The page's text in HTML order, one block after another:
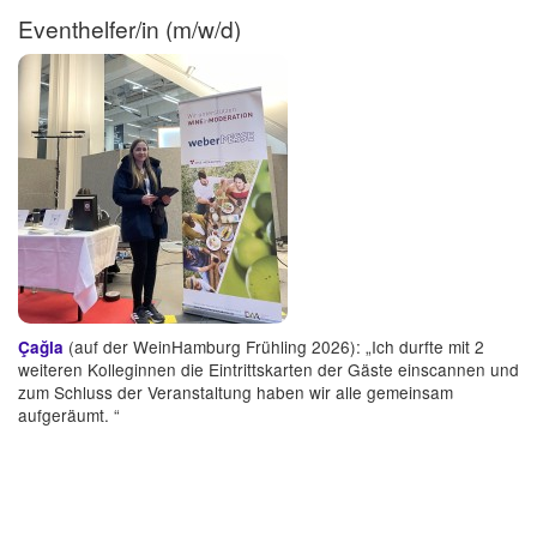
Eventhelfer/in (m/w/d)
Çağla (auf der WeinHamburg Frühling 2026): „Ich durfte mit 2
weiteren Kolleginnen die Eintrittskarten der Gäste einscannen und
zum Schluss der Veranstaltung haben wir alle gemeinsam
aufgeräumt. “